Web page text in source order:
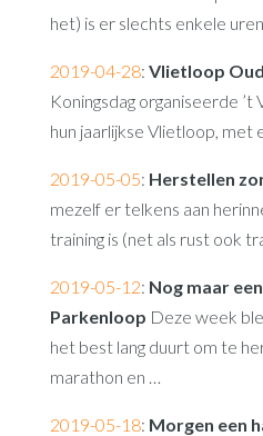
het) is er slechts enkele
2019-04-28: Vlietloop
Koningsdag organiseerde
hun jaarlijkse Vlietloop, met
2019-05-05: Herstellen
mezelf er telkens aan
training is (net als rust ook
2019-05-12: Nog maar
Parkenloop Deze week
het best lang duurt om te
marathon en …
2019-05-18: Morgen een